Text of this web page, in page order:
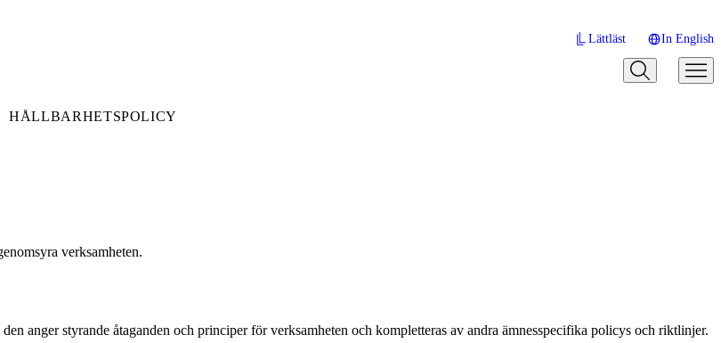
Lättläst In English
HÅLLBARHETSPOLICY
verksamheten.
anger styrande åtaganden och principer för verksamheten och kompletteras av andra ämnesspecifika policys och riktlinjer.